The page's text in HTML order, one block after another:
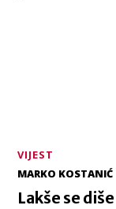
VIJEST
MARKO KOSTANIĆ
Lakše se diše